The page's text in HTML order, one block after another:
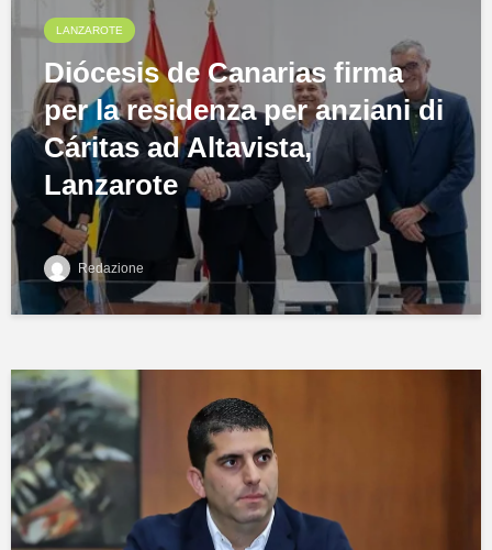
LANZAROTE
Diócesis de Canarias firma
per la residenza per anziani di
Cáritas ad Altavista,
Lanzarote
Redazione